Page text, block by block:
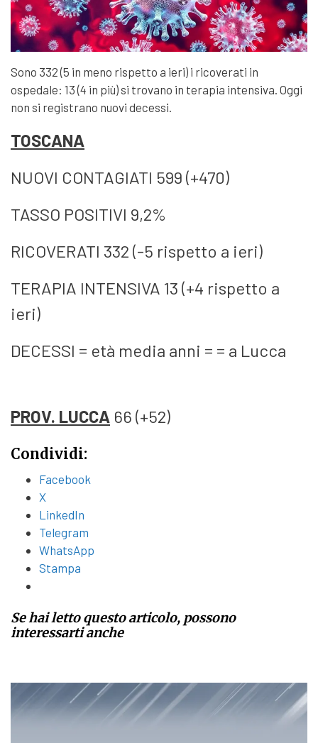
Sono 332 (5 in meno rispetto a ieri) i ricoverati in
ospedale: 13 (4 in più) si trovano in terapia intensiva. Oggi
non si registrano nuovi decessi.
TOSCANA
NUOVI CONTAGIATI 599 (+470)
TASSO POSITIVI 9,2%
RICOVERATI 332 (-5 rispetto a ieri)
TERAPIA INTENSIVA 13 (+4 rispetto a
ieri)
DECESSI = età media anni = = a Lucca
PROV. LUCCA 66 (+52)
Condividi:
Facebook
X
LinkedIn
Telegram
WhatsApp
Stampa
Se hai letto questo articolo, possono
interessarti anche